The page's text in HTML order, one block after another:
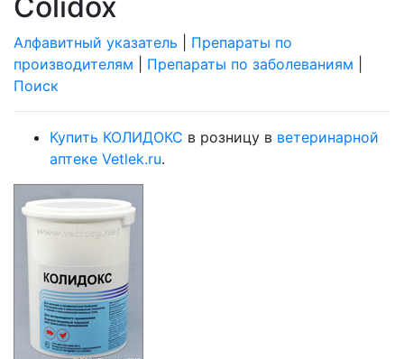
Алфавитный указатель
Препараты по
производителям
Препараты по заболеваниям
Поиск
Купить КОЛИДОКС в розницу в ветеринарной
аптеке Vetlek.ru.